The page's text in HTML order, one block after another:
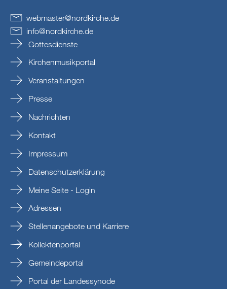
webmaster@nordkirche.de
info@nordkirche.de
Gottesdienste
Kirchenmusikportal
Veranstaltungen
Presse
Nachrichten
Kontakt
Impressum
Datenschutzerklärung
Meine Seite - Login
Adressen
Stellenangebote und Karriere
Kollektenportal
Gemeindeportal
Portal der Landessynode